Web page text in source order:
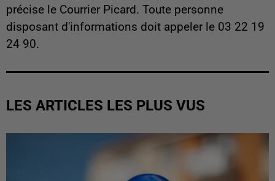
précise le Courrier Picard. Toute personne
disposant d'informations doit appeler le 03 22 19
24 90.
LES ARTICLES LES PLUS VUS